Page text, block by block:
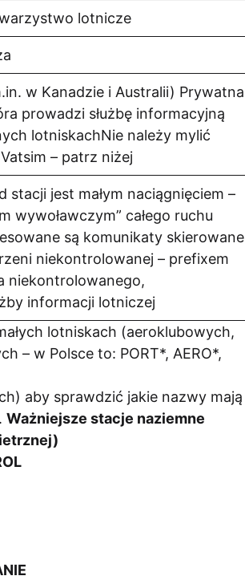
lotnicze
w Kanadzie i Australii) Prywatna
prowadzi służbę informacyjną
lotniskachNie należy mylić
– patrz niżej
stacji jest małym naciągnięciem –
wywoławczym” całego ruchu
są komunikaty skierowane
niekontrolowanej – prefixem
niekontrolowanego,
informacji lotniczej
lotniskach (aeroklubowych,
– w Polsce to: PORT*, AERO*,
aby sprawdzić jakie nazwy mają
Ważniejsze stacje naziemne